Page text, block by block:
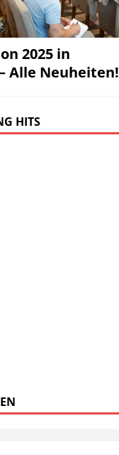
2025 in
Alle Neuheiten!
HITS